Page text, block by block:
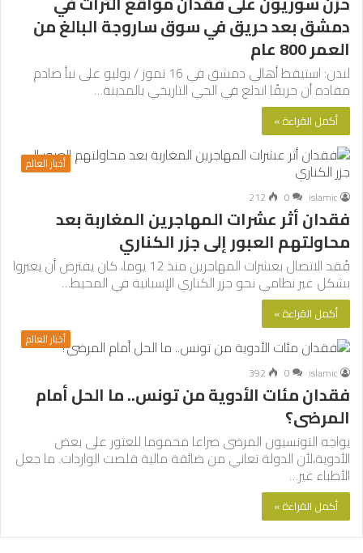
دمشق بعد حريق في سوق ساروجة البالغ من
العمر 800 عام
لندن: استيقظ أهالي دمشق في 16 تموز / يوليو على نبأ صادم
مفاده أن حريقًا اندلع في الحي التاريخي بالمدينة…
أكمل القراءة »
أخبار العالم
islamic
0
212
فقدان أثر عشرات المهاجرين المغاربة بعد
محاولتهم العبور إلى جزر الكناري
فُقد الاتصال بعشرات المهاجرين منذ 12 يوما، كان يفترض أن يعبروا
بشكل غير نظامي نحو جزر الكناري الإسبانية في المحيط…
أكمل القراءة »
أخبار العالم
islamic
0
392
فقدان مئات الأدوية من تونس.. ما الحل أمام
المرضى؟
يواجه التونسيون المرضى صراعا محموما للعثور على بعض
الأدوية،لأن الدولة تعاني من ضائقة مالية قلصت الواردات. ما جعل
الأطباء غير…
أكمل القراءة »